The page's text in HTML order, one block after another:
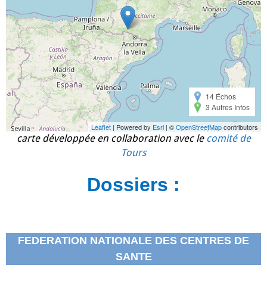
14 Échos
3 Autres Infos
Leaflet | Powered by Esri | ©OpenStreetMapcontributors
carte développée en collaboration avec le comité de
Tours
Dossiers :
FEDERATION NATIONALE DES CENTRES DE
SANTE